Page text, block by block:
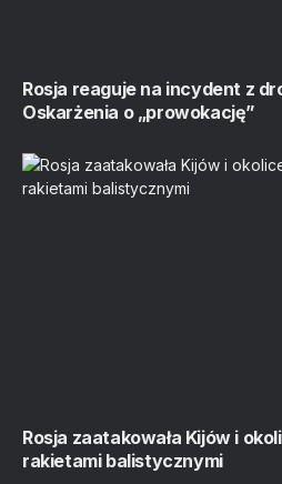
Rosja reaguje na incydent z
Oskarżenia o „prowokację”
Rosja zaatakowała Kijów i
rakietami balistycznymi